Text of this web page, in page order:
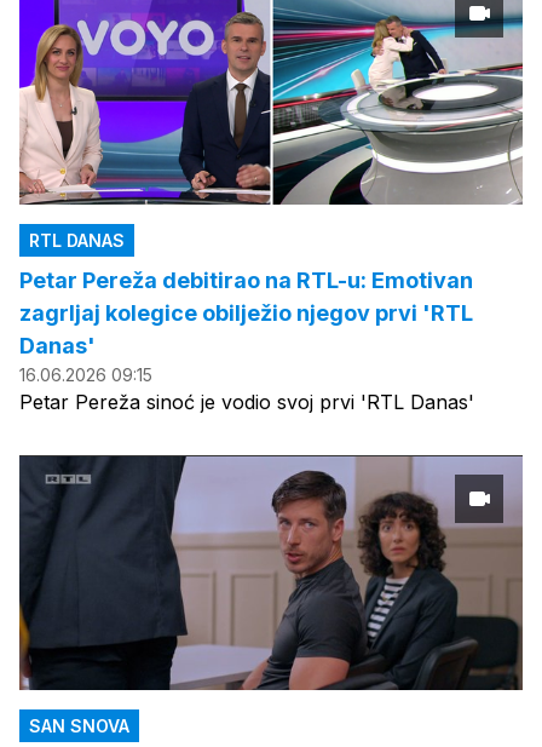
RTL DANAS
Petar Pereža debitirao na RTL-u: Emotivan
zagrljaj kolegice obilježio njegov prvi 'RTL
Danas'
16.06.2026 09:15
Petar Pereža sinoć je vodio svoj prvi 'RTL Danas'
SAN SNOVA